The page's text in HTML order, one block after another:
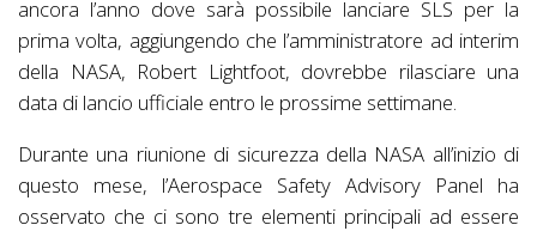
ancora l’anno dove sarà possibile lanciare SLS per la
prima volta, aggiungendo che l’amministratore ad interim
della NASA, Robert Lightfoot, dovrebbe rilasciare una
data di lancio ufficiale entro le prossime settimane.
Durante una riunione di sicurezza della NASA all’inizio di
questo mese, l’Aerospace Safety Advisory Panel ha
osservato che ci sono tre elementi principali ad essere